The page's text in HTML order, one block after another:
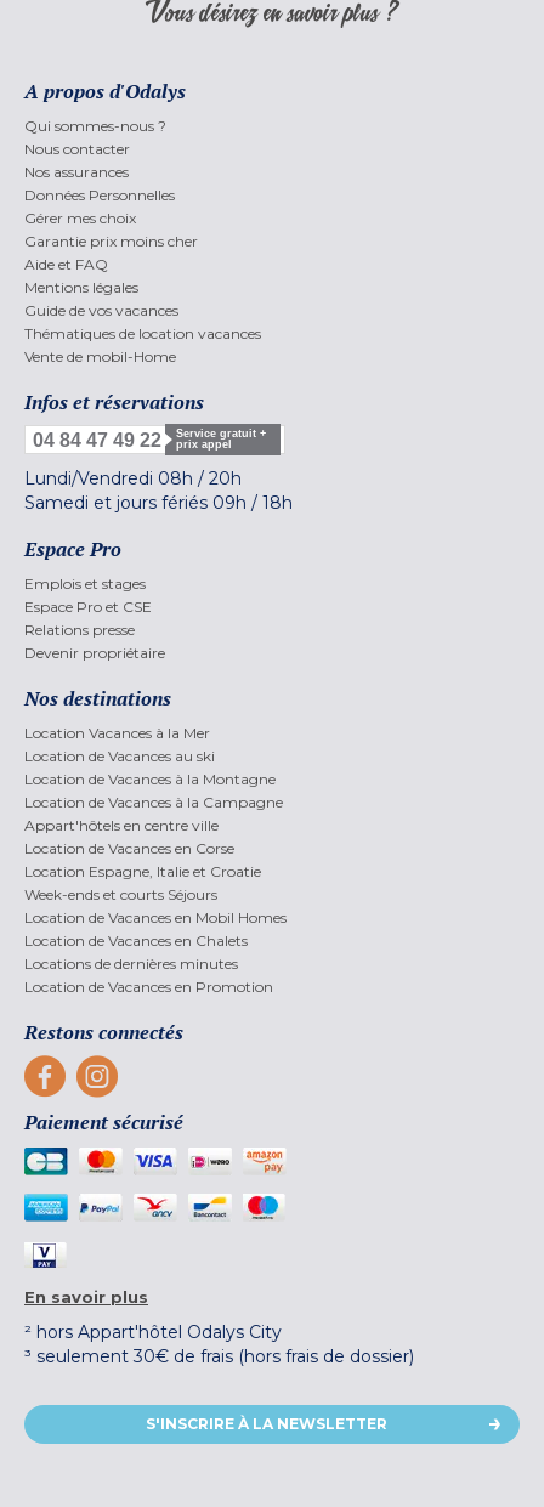
Vous désirez en savoir plus ?
A propos d'Odalys
Qui sommes-nous ?
Nous contacter
Nos assurances
Données Personnelles
Gérer mes choix
Garantie prix moins cher
Aide et FAQ
Mentions légales
Guide de vos vacances
Thématiques de location vacances
Vente de mobil-Home
Infos et réservations
04 84 47 49 22
Service gratuit +
prix appel
Lundi/Vendredi 08h / 20h
Samedi et jours fériés 09h / 18h
Espace Pro
Emplois et stages
Espace Pro et CSE
Relations presse
Devenir propriétaire
Nos destinations
Location Vacances à la Mer
Location de Vacances au ski
Location de Vacances à la Montagne
Location de Vacances à la Campagne
Appart'hôtels en centre ville
Location de Vacances en Corse
Location Espagne, Italie et Croatie
Week-ends et courts Séjours
Location de Vacances en Mobil Homes
Location de Vacances en Chalets
Locations de dernières minutes
Location de Vacances en Promotion
Restons connectés
Paiement sécurisé
En savoir plus
² hors Appart'hôtel Odalys City
³ seulement 30€ de frais (hors frais de dossier)
S'INSCRIRE À LA NEWSLETTER